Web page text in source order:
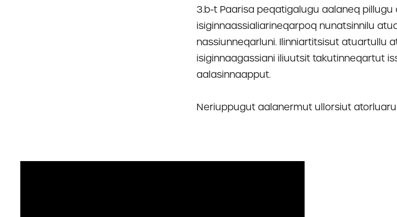
3.b-t Paarisa peqatigalugu aalaneq
isiginnaassialiarineqarpoq nunatsinnilu
nassiunneqarluni. Ilinniartitsisut atuartullu
isiginnaagassiani iliuutsit takutinneqartut
aalasinnaapput.
Neriuppugut aalanermut ullorsiut